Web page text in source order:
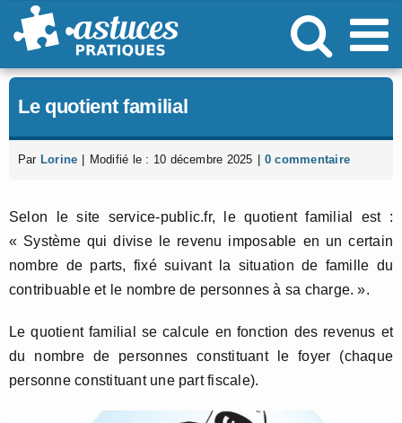
Passer
au
Le quotient familial
Par Lorine Modifié le : 10 décembre 2025 0 commentaire
Selon le site service-public.fr, le quotient familial est :
« Système qui divise le revenu imposable en un certain
nombre de parts, fixé suivant la situation de famille du
contribuable et le nombre de personnes à sa charge. ».
Le quotient familial se calcule en fonction des revenus et
du nombre de personnes constituant le foyer (chaque
personne constituant une part fiscale).